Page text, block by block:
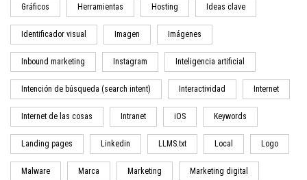
Gráficos Herramientas Hosting Ideas clave
Identificador visual Imagen Imágenes
Inbound marketing Instagram Inteligencia artificial
Intención de búsqueda (search intent) Interactividad Internet
Internet de las cosas Intranet iOS Keywords
Landing pages Linkedin LLMS.txt Local Logo
Malware Marca Marketing Marketing digital